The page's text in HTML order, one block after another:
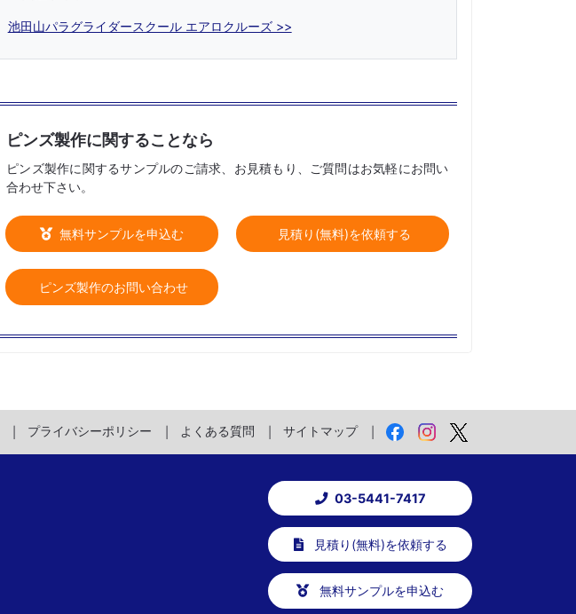
池田山パラグライダースクール エアロクルーズ >>
ピンズ製作に関することなら
ピンズ製作に関するサンプルのご請求、お見積もり、ご質問はお気軽にお問い
合わせ下さい。
無料サンプルを申込む 見積り(無料)を依頼する
ピンズ製作のお問い合わせ
プライバシーポリシー よくある質問 サイトマップ
03-5441-7417
見積り(無料)を依頼する
無料サンプルを申込む